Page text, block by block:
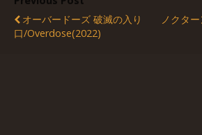
オーバードーズ 破滅の入り
口/Overdose(2022)
ノクタ